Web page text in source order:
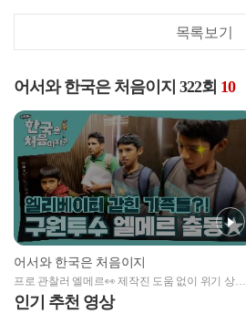
목록보기
어서와 한국은 처음이지 322회 10
어서와 한국은 처음이지
프로 관찰러 엘메르👀 제작진 도움 없이 위기 상황
극복✨
인기 추천 영상